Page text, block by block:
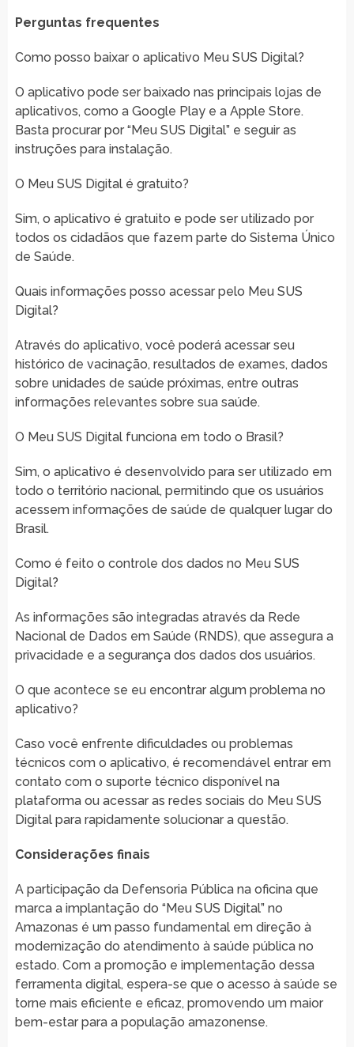
Perguntas frequentes
Como posso baixar o aplicativo Meu SUS Digital?
O aplicativo pode ser baixado nas principais lojas de
aplicativos, como a Google Play e a Apple Store.
Basta procurar por “Meu SUS Digital” e seguir as
instruções para instalação.
O Meu SUS Digital é gratuito?
Sim, o aplicativo é gratuito e pode ser utilizado por
todos os cidadãos que fazem parte do Sistema Único
de Saúde.
Quais informações posso acessar pelo Meu SUS
Digital?
Através do aplicativo, você poderá acessar seu
histórico de vacinação, resultados de exames, dados
sobre unidades de saúde próximas, entre outras
informações relevantes sobre sua saúde.
O Meu SUS Digital funciona em todo o Brasil?
Sim, o aplicativo é desenvolvido para ser utilizado em
todo o território nacional, permitindo que os usuários
acessem informações de saúde de qualquer lugar do
Brasil.
Como é feito o controle dos dados no Meu SUS
Digital?
As informações são integradas através da Rede
Nacional de Dados em Saúde (RNDS), que assegura a
privacidade e a segurança dos dados dos usuários.
O que acontece se eu encontrar algum problema no
aplicativo?
Caso você enfrente dificuldades ou problemas
técnicos com o aplicativo, é recomendável entrar em
contato com o suporte técnico disponível na
plataforma ou acessar as redes sociais do Meu SUS
Digital para rapidamente solucionar a questão.
Considerações finais
A participação da Defensoria Pública na oficina que
marca a implantação do “Meu SUS Digital” no
Amazonas é um passo fundamental em direção à
modernização do atendimento à saúde pública no
estado. Com a promoção e implementação dessa
ferramenta digital, espera-se que o acesso à saúde se
torne mais eficiente e eficaz, promovendo um maior
bem-estar para a população amazonense.